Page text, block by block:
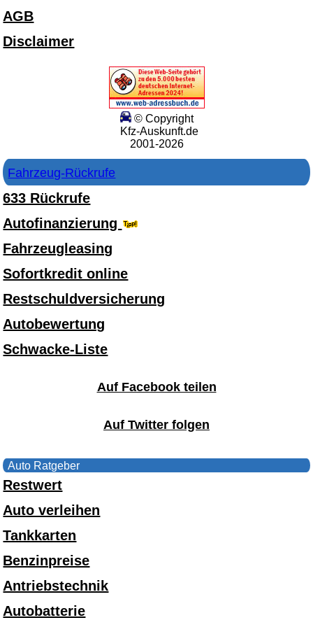
AGB
Disclaimer
© Copyright
Kfz-Auskunft.de
2001-2026
Fahrzeug-Rückrufe
633 Rückrufe
Autofinanzierung
Fahrzeugleasing
Sofortkredit online
Restschuldversicherung
Autobewertung
Schwacke-Liste
Auf Facebook teilen
Auf Twitter folgen
Auto Ratgeber
Restwert
Auto verleihen
Tankkarten
Benzinpreise
Antriebstechnik
Autobatterie